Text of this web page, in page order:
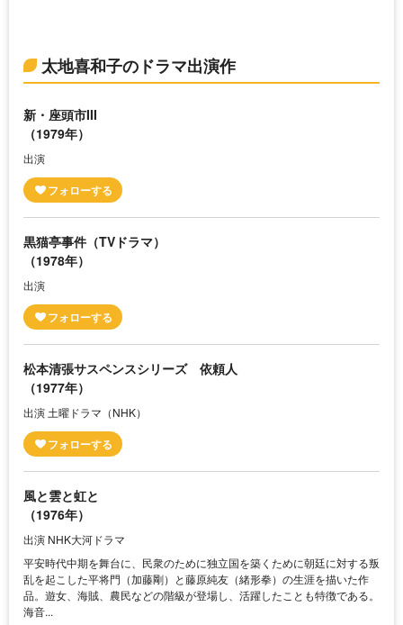
太地喜和子のドラマ出演作
新・座頭市III
（1979年）
出演
黒猫亭事件（TVドラマ）
（1978年）
出演
松本清張サスペンスシリーズ 依頼人
（1977年）
出演 土曜ドラマ（NHK）
風と雲と虹と
（1976年）
出演 NHK大河ドラマ
平安時代中期を舞台に、民衆のために独立国を築くために朝廷に対する叛
乱を起こした平将門（加藤剛）と藤原純友（緒形拳）の生涯を描いた作
品。遊女、海賊、農民などの階級が登場し、活躍したことも特徴である。
海音...